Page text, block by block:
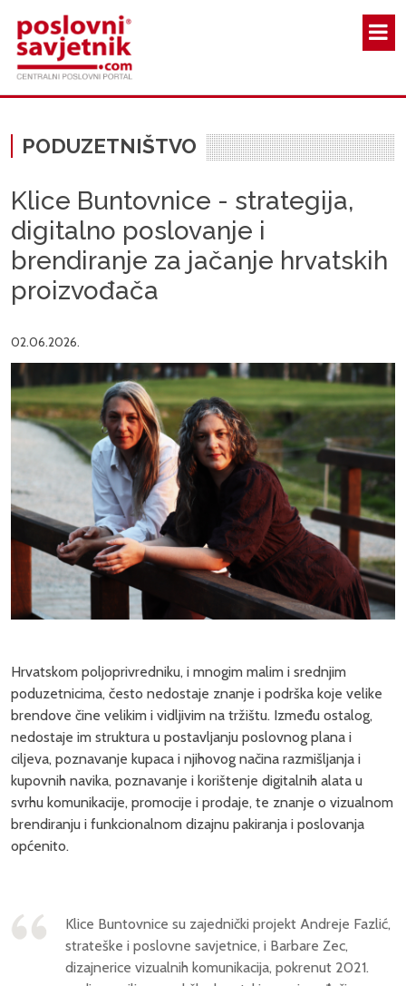
PODUZETNIŠTVO
Klice Buntovnice - strategija,
digitalno poslovanje i
brendiranje za jačanje hrvatskih
proizvođača
02.06.2026.
Hrvatskom poljoprivredniku, i mnogim malim i srednjim
poduzetnicima, često nedostaje znanje i podrška koje velike
brendove čine velikim i vidljivim na tržištu. Između ostalog,
nedostaje im struktura u postavljanju poslovnog plana i
ciljeva, poznavanje kupaca i njihovog načina razmišljanja i
kupovnih navika, poznavanje i korištenje digitalnih alata u
svrhu komunikacije, promocije i prodaje, te znanje o vizualnom
brendiranju i funkcionalnom dizajnu pakiranja i poslovanja
općenito.
Klice Buntovnice su zajednički projekt Andreje Fazlić,
strateške i poslovne savjetnice, i Barbare Zec,
dizajnerice vizualnih komunikacija, pokrenut 2021.